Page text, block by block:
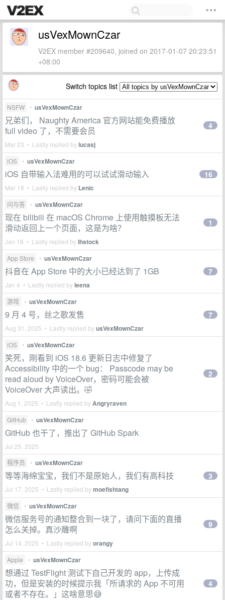
usVexMownCzar
V2EX member #209640, joined on 2017-01-07 20:23:51
+08:00
Switch topics list
NSFW • usVexMownCzar
兄弟们， Naughty America 官方网站能免费播放
full video 了，不需要会员
Mar 23 • Lastly replied bylucasj
4
iOS • usVexMownCzar
iOS 自带输入法难用的可以试试滑动输入
Mar 18 • Lastly replied by Lenic
16
问与答 • usVexMownCzar
现在 bilibili 在 macOS Chrome 上使用触摸板无法
滑动返回上一个页面，这是为啥？
Jan 18 • Lastly replied bylhstock
1
App Store • usVexMownCzar
抖音在 App Store 中的大小已经达到了 1GB
Jan 4 • Lastly replied byleena
7
游戏 • usVexMownCzar
9 月 4 号，丝之歌发售
Aug 31, 2025 • Lastly replied byusVexMownCzar
7
iOS • usVexMownCzar
笑死，刚看到 iOS 18.6 更新日志中修复了
Accessibility 中的一个 bug： Passcode may be
read aloud by VoiceOver，密码可能会被
VoiceOver 大声读出。🤣
Aug 1, 2025 • Lastly replied byAngryraven
2
GitHub • usVexMownCzar
GitHub 也干了，推出了 GitHub Spark
Jul 25, 2025
程序员
• usVexMownCzar
等等海绵宝宝，我们不是原始人，我们有高科技
Jul 17, 2025 • Lastly replied bymoefishtang
3
微信 • usVexMownCzar
微信服务号的通知整合到一块了，请问下面的直播
怎么关掉。真沙雕啊
Jul 14, 2025 • Lastly replied byorangy
9
Apple • usVexMownCzar
想通过 TestFlight 测试下自己开发的 app，上传成
功，但是安装的时候提示我「所请求的 App 不可用
或者不存在。」这啥意思😅
4